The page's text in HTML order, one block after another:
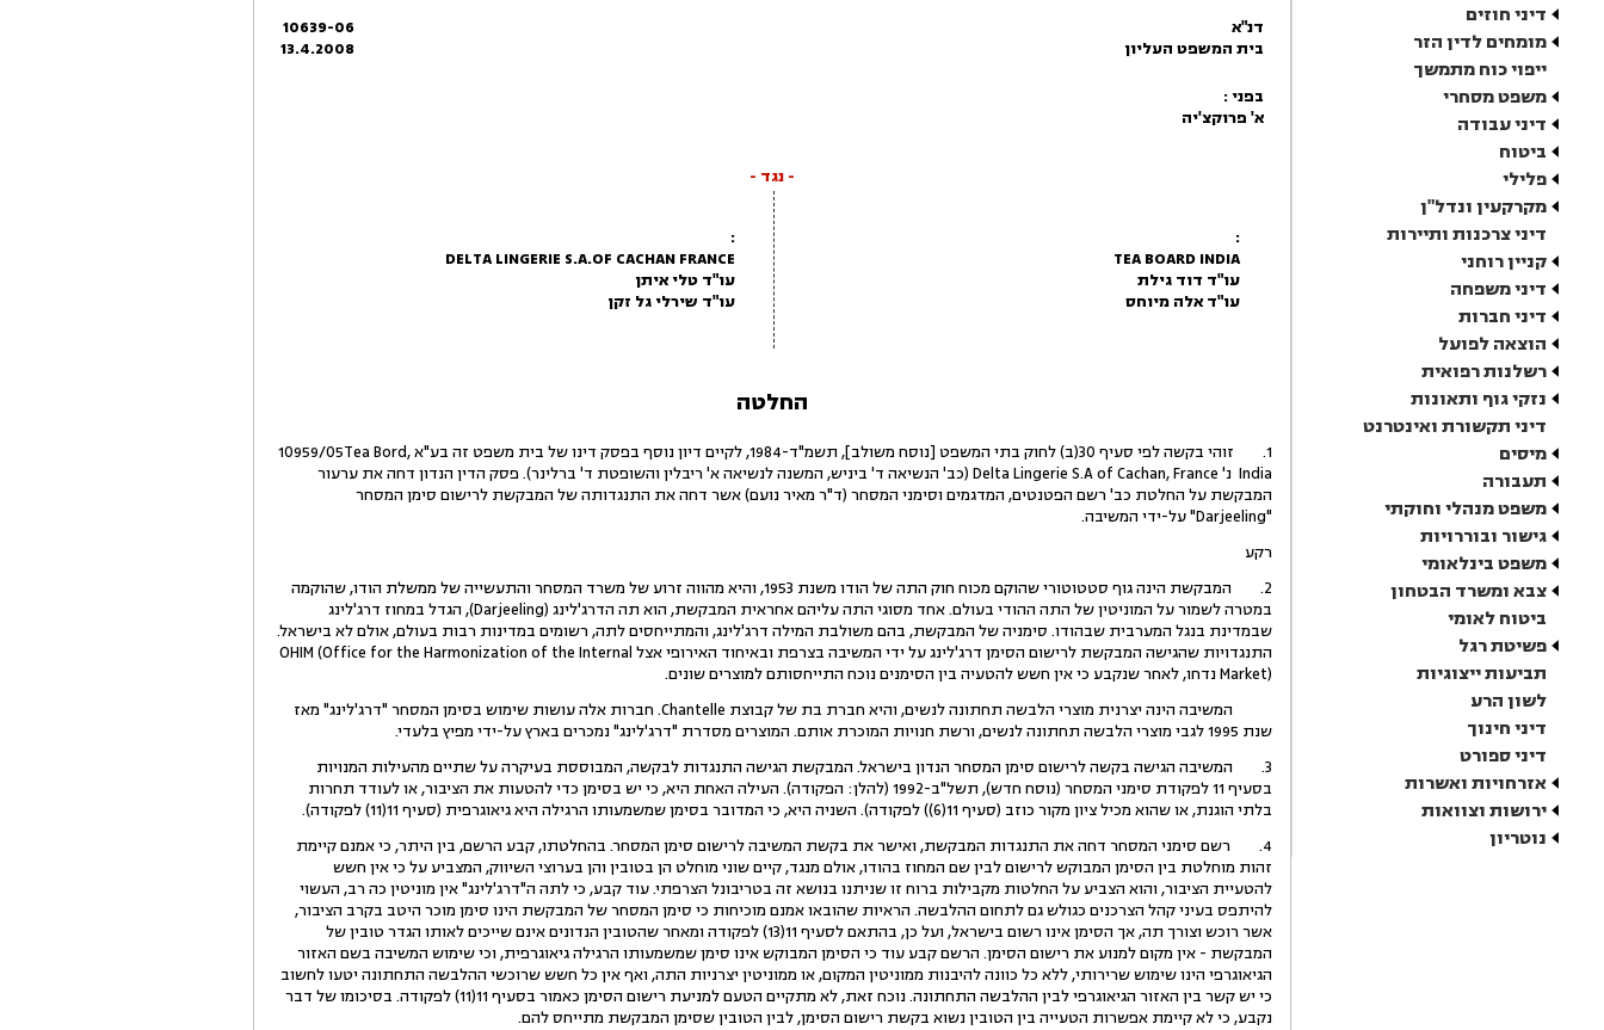
דיני חוזים
מומחים לדין הזר
ייפוי כוח מתמשך
משפט מסחרי
דיני עבודה
ביטוח
פלילי
מקרקעין ונדל"ן
דיני צרכנות ותיירות
קניין רוחני
דיני משפחה
דיני חברות
הוצאה לפועל
רשלנות רפואית
נזקי גוף ותאונות
דיני תקשורת ואינטרנט
מיסים
תעבורה
משפט מנהלי וחוקתי
גישור ובוררויות
משפט בינלאומי
צבא ומשרד הבטחון
ביטוח לאומי
פשיטת רגל
תביעות ייצוגיות
לשון הרע
דיני חינוך
דיני ספורט
אזרחויות ואשרות
ירושות וצוואות
נוטריון
דנ"א
בית המשפט העליון
10639-06
13.4.2008
בפני :
א' פרוקצ'יה
- נגד -
:
TEA BOARD INDIA
עו"ד דוד גילת
עו"ד אלה מיוחס
:
DELTA LINGERIE S.A.OF CACHAN FRANCE
עו"ד טלי איתן
עו"ד שירלי גל זקן
החלטה
1. זוהי בקשה לפי סעיף 30(ב) לחוק בתי המשפט [נוסח משולב], תשמ"ד-1984, לקיים דיון נוסף בפסק דינו של בית משפט זה בע"א 10959/05Tea Bord,
India נ' Delta Lingerie S.A of Cachan, France (כב' הנשיאה ד' ביניש, המשנה לנשיאה א' ריבלין והשופטת ד' ברלינר). פסק הדין הנדון דחה את ערעור
המבקשת על החלטת כב' רשם הפטנטים, המדגמים וסימני המסחר (ד"ר מאיר נועם) אשר דחה את התנגדותה של המבקשת לרישום סימן המסחר
"Darjeeling" על-ידי המשיבה.
רקע
2. המבקשת הינה גוף סטטוטורי שהוקם מכוח חוק התה של הודו משנת 1953, והיא מהווה זרוע של משרד המסחר והתעשייה של ממשלת הודו, שהוקמה
במטרה לשמור על המוניטין של התה ההודי בעולם. אחד מסוגי התה עליהם אחראית המבקשת, הוא תה הדרג'לינג (Darjeeling), הגדל במחוז דרג'לינג
שבמדינת בנגל המערבית שבהודו. סימניה של המבקשת, בהם משולבת המילה דרג'לינג, והמתייחסים לתה, רשומים במדינות רבות בעולם, אולם לא בישראל.
התנגדויות שהגישה המבקשת לרישום הסימן דרג'לינג על ידי המשיבה בצרפת ובאיחוד האירופי אצל OHIM (Office for the Harmonization of the Internal
Market) נדחו, לאחר שנקבע כי אין חשש להטעיה בין הסימנים נוכח התייחסותם למוצרים שונים.
המשיבה הינה יצרנית מוצרי הלבשה תחתונה לנשים, והיא חברת בת של קבוצת Chantelle. חברות אלה עושות שימוש בסימן המסחר "דרג'לינג" מאז
שנת 1995 לגבי מוצרי הלבשה תחתונה לנשים, ורשת חנויות המוכרת אותם. המוצרים מסדרת "דרג'לינג" נמכרים בארץ על-ידי מפיץ בלעדי.
3. המשיבה הגישה בקשה לרישום סימן המסחר הנדון בישראל. המבקשת הגישה התנגדות לבקשה, המבוססת בעיקרה על שתיים מהעילות המנויות
בסעיף 11 לפקודת סימני המסחר (נוסח חדש), תשל"ב-1992 (להלן: הפקודה). העילה האחת היא, כי יש בסימן כדי להטעות את הציבור, או לעודד תחרות
בלתי הוגנת, או שהוא מכיל ציון מקור כוזב (סעיף 11(6)) לפקודה). השניה היא, כי המדובר בסימן שמשמעותו הרגילה היא גיאוגרפית (סעיף 11(11) לפקודה).
4. רשם סימני המסחר דחה את התנגדות המבקשת, ואישר את בקשת המשיבה לרישום סימן המסחר. בהחלטתו, קבע הרשם, בין היתר, כי אמנם קיימת
זהות מוחלטת בין הסימן המבוקש לרישום לבין שם המחוז בהודו, אולם מנגד, קיים שוני מוחלט הן בטובין והן בערוצי השיווק, המצביע על כי אין חשש
להטעיית הציבור, והוא הצביע על החלטות מקבילות ברוח זו שניתנו בנושא זה בטריבונל הצרפתי. עוד קבע, כי לתה ה"דרג'לינג" אין מוניטין כה רב, העשוי
להיתפס בעיני קהל הצרכנים כגולש גם לתחום ההלבשה. הראיות שהובאו אמנם מוכיחות כי סימן המסחר של המבקשת הינו סימן מוכר היטב בקרב הציבור,
אשר רוכש וצורך תה, אך הסימן אינו רשום בישראל, ועל כן, בהתאם לסעיף 11(13) לפקודה ומאחר שהטובין הנדונים אינם שייכים לאותו הגדר טובין של
המבקשת - אין מקום למנוע את רישום הסימן. הרשם קבע עוד כי הסימן המבוקש אינו סימן שמשמעותו הרגילה גיאוגרפית, וכי שימוש המשיבה בשם האזור
הגיאוגרפי הינו שימוש שרירותי, ללא כל כוונה להיבנות ממוניטין המקום, או ממוניטין יצרניות התה, ואף אין כל חשש שרוכשי ההלבשה התחתונה יטעו לחשוב
כי יש קשר בין האזור הגיאוגרפי לבין ההלבשה התחתונה. נוכח זאת, לא מתקיים הטעם למניעת רישום הסימן כאמור בסעיף 11(11) לפקודה. בסיכומו של דבר
נקבע, כי לא קיימת אפשרות הטעייה בין הטובין נשוא בקשת רישום הסימן, לבין הטובין שסימן המבקשת מתייחס להם.